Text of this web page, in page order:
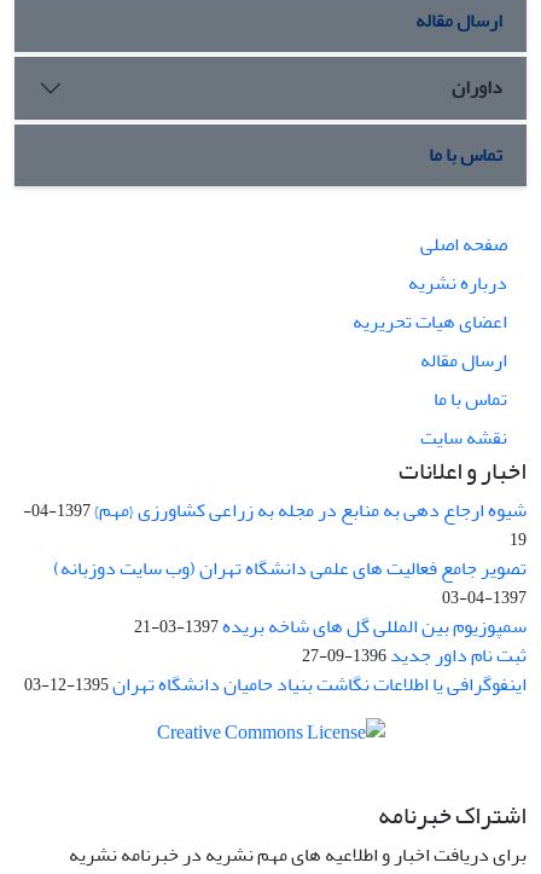
ارسال مقاله
داوران
تماس با ما
صفحه اصلی
درباره نشریه
اعضای هیات تحریریه
ارسال مقاله
تماس با ما
نقشه سایت
اخبار و اعلانات
شیوه ارجاع دهی به منابع در مجله به زراعی کشاورزی {مهم}
1397-04-
19
تصویر جامع فعالیت های علمی دانشگاه تهران (وب سایت دوزبانه)
1397-04-03
سمپوزیوم بین المللی گل های شاخه بریده1397-03-21
ثبت نام داور جدید1396-09-27
اینفوگرافی یا اطلاعات نگاشت بنیاد حامیان دانشگاه تهران1395-12-03
اشتراک خبرنامه
برای دریافت اخبار و اطلاعیه های مهم نشریه در خبرنامه نشریه